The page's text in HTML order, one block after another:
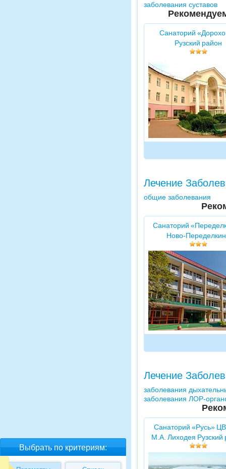
Выбрать по критериям:
заболевания суставов
Санаторий
Рузский район
Лечение
общие заболевания
Санаторий
Ново-
Лечение
заболевания
заболевания ЛОР-
Санаторий «Русь»
М.А. Лиходея Рузский